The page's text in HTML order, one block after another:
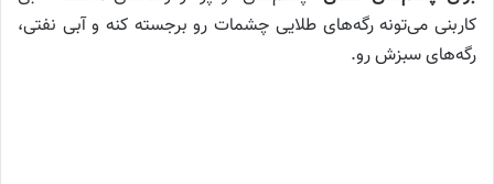
کاربنی می‌تونه رگه‌های طلایی چشمات رو برجسته کنه و آبی نفتی،
رگه‌های سبزش رو.